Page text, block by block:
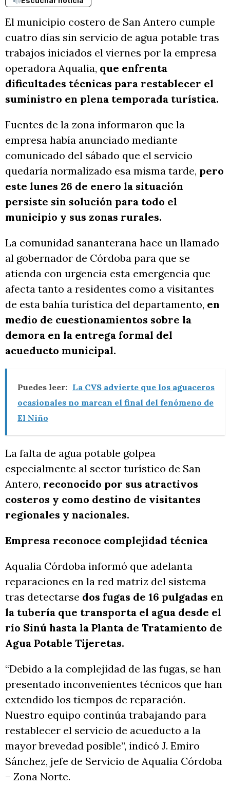
El municipio costero de San Antero cumple
cuatro días sin servicio de agua potable tras
trabajos iniciados el viernes por la empresa
operadora Aqualia, que enfrenta
dificultades técnicas para restablecer el
suministro en plena temporada turística.
Fuentes de la zona informaron que la
empresa había anunciado mediante
comunicado del sábado que el servicio
quedaría normalizado esa misma tarde, pero
este lunes 26 de enero la situación
persiste sin solución para todo el
municipio y sus zonas rurales.
La comunidad sananterana hace un llamado
al gobernador de Córdoba para que se
atienda con urgencia esta emergencia que
afecta tanto a residentes como a visitantes
de esta bahía turística del departamento, en
medio de cuestionamientos sobre la
demora en la entrega formal del
acueducto municipal.
Puedes leer: La CVS advierte que los aguaceros
ocasionales no marcan el final del fenómeno de
El Niño
La falta de agua potable golpea
especialmente al sector turístico de San
Antero, reconocido por sus atractivos
costeros y como destino de visitantes
regionales y nacionales.
Empresa reconoce complejidad técnica
Aqualia Córdoba informó que adelanta
reparaciones en la red matriz del sistema
tras detectarse dos fugas de 16 pulgadas en
la tubería que transporta el agua desde el
río Sinú hasta la Planta de Tratamiento de
Agua Potable Tijeretas.
“Debido a la complejidad de las fugas, se han
presentado inconvenientes técnicos que han
extendido los tiempos de reparación.
Nuestro equipo continúa trabajando para
restablecer el servicio de acueducto a la
mayor brevedad posible”, indicó J. Emiro
Sánchez, jefe de Servicio de Aqualia Córdoba
– Zona Norte.